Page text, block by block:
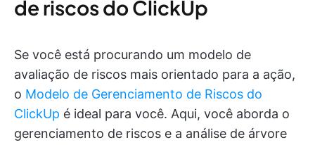
de riscos do ClickUp
Se você está procurando um modelo de
avaliação de riscos mais orientado para a ação,
o Modelo de Gerenciamento de Riscos do
ClickUp é ideal para você. Aqui, você aborda o
gerenciamento de riscos e a análise de árvore